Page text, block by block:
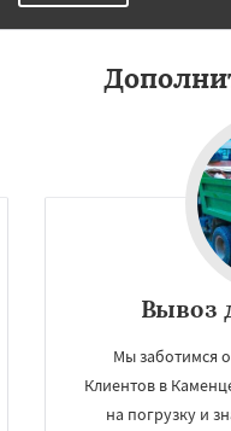
Вывоз
Мы заботимся
Клиентов в
на погрузку и